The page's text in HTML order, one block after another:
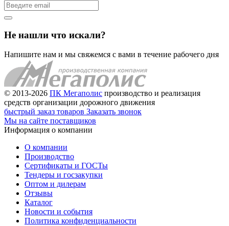
Не нашли что искали?
Напишите нам и мы свяжемся с вами в течение рабочего дня
© 2013-2026 ПК Мегаполис производство и реализация
средств организации дорожного движения
быстрый заказ товаров Заказать звонок
Мы на сайте поставщиков
Информация о компании
О компании
Производство
Сертификаты и ГОСТы
Тендеры и госзакупки
Оптом и дилерам
Отзывы
Каталог
Новости и события
Политика конфиденциальности